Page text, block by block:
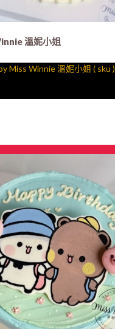
溫妮小姐
Miss Winnie 溫妮小姐 ( sku )